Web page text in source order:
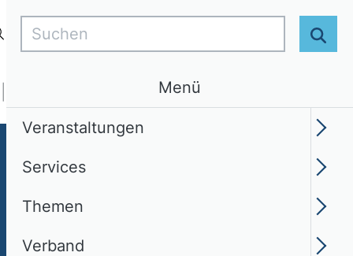
Login DE
Themen Verband
Suchen
Menü
Veranstaltungen
Services
Themen
Verband